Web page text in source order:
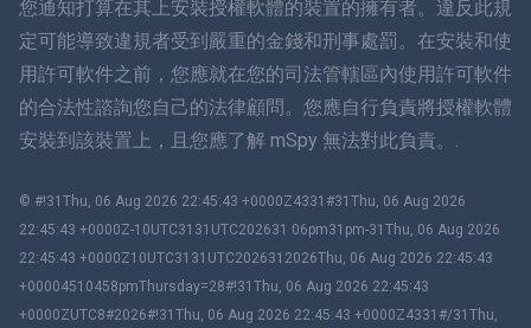
丹麥語
हिंदी
עברית
您通知打算在其上安裝授權軟體的裝置的擁有者。違反此規
定可能導致違規者受到嚴重的金錢和刑事處罰。在安裝和使
用許可軟件之前，您應就在您的司法管轄區內使用許可軟件
的合法性諮詢您自己的法律顧問。您應自行負責將授權軟體
安裝到該裝置上，且您應了解 mSpy 無法對此負責。.
© #!31Thu, 06 Aug 2026 22:45:43 +0000Z4331#31Thu, 06 Aug 2026
22:45:43 +0000Z-10UTC3131UTC202631 06pm31pm-31Thu, 06 Aug 2026
22:45:43 +0000Z10UTC3131UTC2026312026Thu, 06 Aug 2026 22:45:43
+00004510458pmThursday=28#!31Thu, 06 Aug 2026 22:45:43
+0000ZUTC8#2026#!31Thu, 06 Aug 2026 22:45:43 +0000Z4331#/31Thu,